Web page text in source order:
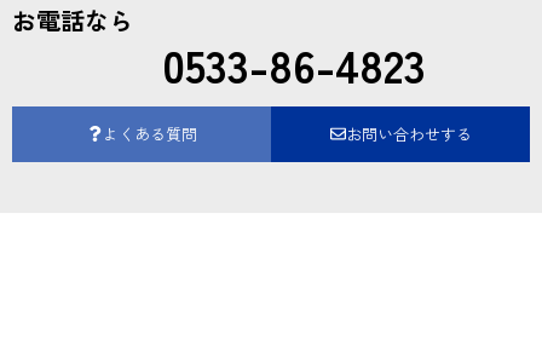
お電話なら
0533-86-4823
よくある質問 お問い合わせする